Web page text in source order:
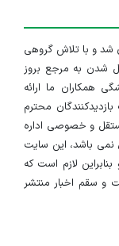
تاریخ ۱۳۹۱/۱/۱۰ راه اندازی شد و با تلاش گروهی
شدن به مرجع بروز
همکاران ما ارائه
محترم
و خصوصی اداره
نمی باشد، این سایت
لازم است که
و سقم اخبار منتشر